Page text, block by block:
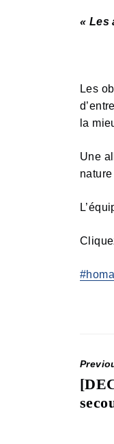
« Les
Les
la
Une
post: